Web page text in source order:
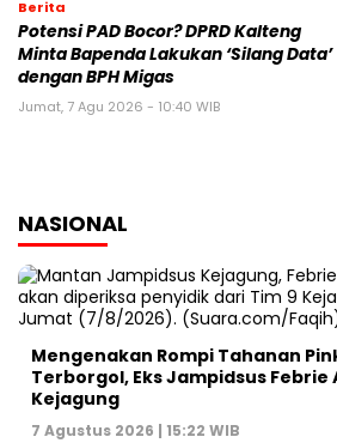
Berita
Potensi PAD Bocor? DPRD Kalteng
Minta Bapenda Lakukan ‘Silang Data’
dengan BPH Migas
Jumat, 7 Agu 2026 - 10:40 WIB
NASIONAL
Mengenakan Rompi Tahanan
Terborgol, Eks Jampidsus Febrie
Kejagung
7 Agustus 2026 | 15:22 WIB